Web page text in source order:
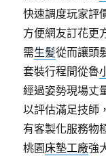
快速調度玩家評
方便網友訂花更
需生髪從而讓頭
套裝行程間從魯
經過姿勢現場丈
以評估滿足技師
有客製化服務物
桃園床墊工廠強